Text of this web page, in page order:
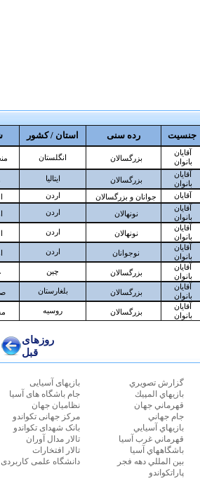
گزارش تصويري
بازيهاي المپيك
قهرماني جهان
جام جهاني
بازيهاي آسيايي
قهرماني غرب آسيا
باشگاههاي آسيا
بين المللي دهه فجر
پاراتکواندو
بازیهای آسیایی
جام باشگاه های آسیا
نظامیان جهان
مرکز جهانی تکواندو
بانک شهدای تکواندو
تالار مدال آوران
تالار افتخارات
دانشگاه علمی کاربردی